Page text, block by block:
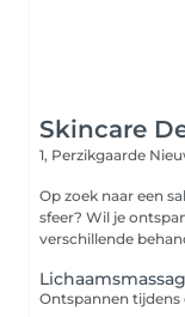
Skincare
1, Perzikgaarde
Op zoek naar een
sfeer? Wil je ontspannen en huidverbetering in één? Voor
verschillende
Ontspannen tijdens